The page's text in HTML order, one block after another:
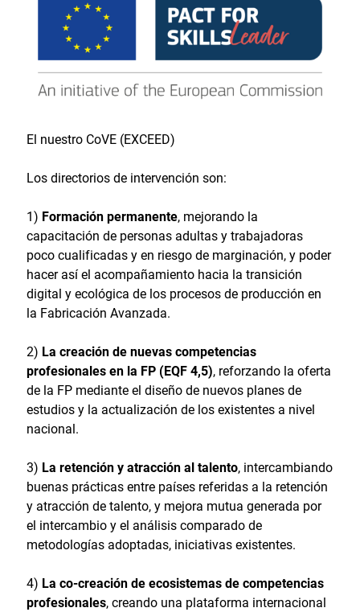
El nuestro CoVE (EXCEED)
Los directorios de intervención son:
1) Formación permanente, mejorando la
capacitación de personas adultas y trabajadoras
poco cualificadas y en riesgo de marginación, y poder
hacer así el acompañamiento hacia la transición
digital y ecológica de los procesos de producción en
la Fabricación Avanzada.
2) La creación de nuevas competencias
profesionales en la FP (EQF 4,5), reforzando la oferta
de la FP mediante el diseño de nuevos planes de
estudios y la actualización de los existentes a nivel
nacional.
3) La retención y atracción al talento, intercambiando
buenas prácticas entre países referidas a la retención
y atracción de talento, y mejora mutua generada por
el intercambio y el análisis comparado de
metodologías adoptadas, iniciativas existentes.
4) La co-creación de ecosistemas de competencias
profesionales, creando una plataforma internacional